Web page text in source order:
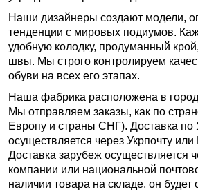
Наши дизайнеры создают модели,
тенденции с мировых подиумов.
удобную колодку, продуманный
швы. Мы строго контролируем
обуви на всех его этапах.
Наша фабрика расположена в
Мы отправляем заказы, как по
Европу и страны СНГ). Доставка по
осуществляется через Укрпочту
Доставка зарубеж осуществляется
компании или национальной
наличии товара на складе, он будет